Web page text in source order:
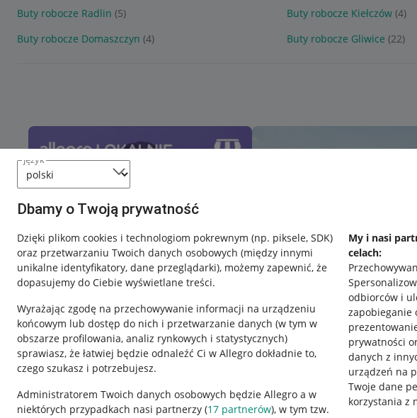
język
Dbamy o Twoją prywatność
Dzięki plikom cookies i technologiom pokrewnym (np. piksele, SDK)
oraz przetwarzaniu Twoich danych osobowych (między innymi
unikalne identyfikatory, dane przeglądarki), możemy zapewnić, że
dopasujemy do Ciebie wyświetlane treści.
Wyrażając zgodę na przechowywanie informacji na urządzeniu
końcowym lub dostęp do nich i przetwarzanie danych (w tym w
obszarze profilowania, analiz rynkowych i statystycznych)
sprawiasz, że łatwiej będzie odnaleźć Ci w Allegro dokładnie to,
czego szukasz i potrzebujesz.
Administratorem Twoich danych osobowych będzie Allegro a w
niektórych przypadkach nasi partnerzy (17 partnerów), w tym tzw.
My i nasi
celach:
odbiorców i
zapobieganie
prywatności
danych z
urządzeń na
Twoje dane
korzystania z
Buty robocze Radlin (5) Buty robocze Kiełczów (4)
Buty robocze Domaszczyn (4) Buty robocze Gliwice (22)
Przydatne informacje
Jak to działa Regulamin